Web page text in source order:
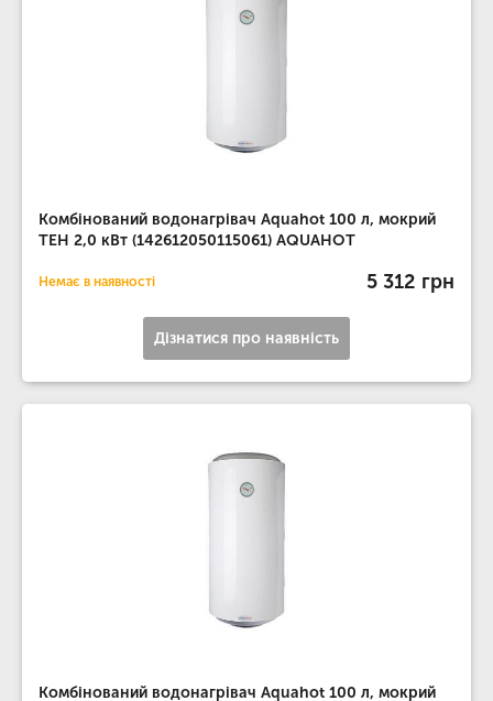
Комбінований водонагрівач Aquahot 100 л, мокрий
ТЕН 2,0 кВт (142612050115061) AQUAHOT
Немає в наявності 5 312 грн
Дізнатися про наявність
Комбінований водонагрівач Aquahot 100 л, мокрий